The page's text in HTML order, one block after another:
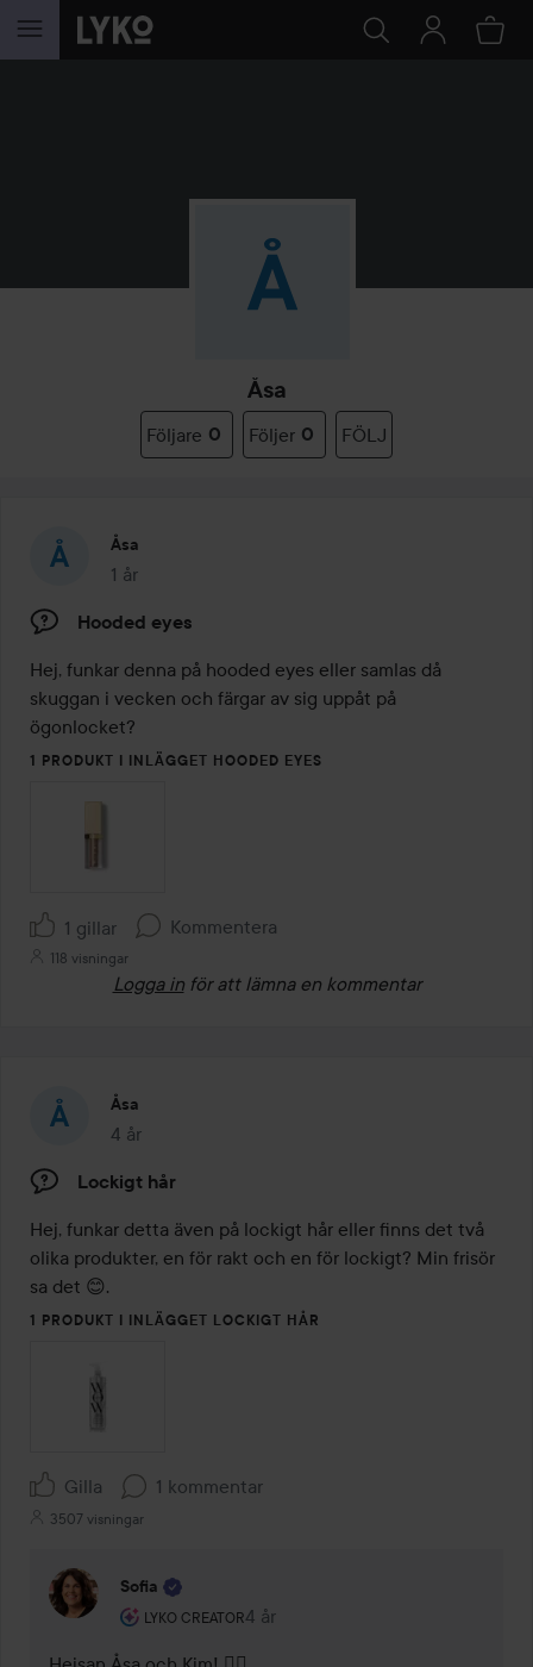
HOPPA TILL INNEHÅLLET
Åsa
Följare 0 Följer 0 FÖLJ
Åsa
1 år
Inlägget skapades 1 år
Hooded eyes
Hej, funkar denna på hooded eyes eller samlas då
skuggan i vecken och färgar av sig uppåt på
ögonlocket?
1 PRODUKT I INLÄGGET HOODED EYES
1 gillar Kommentera
118 visningar
Logga in för att lämna en kommentar
Åsa
4 år
Inlägget skapades 4 år
Lockigt hår
Hej, funkar detta även på lockigt hår eller finns det två
olika produkter, en för rakt och en för lockigt? Min frisör
sa det 😊.
1 PRODUKT I INLÄGGET LOCKIGT HÅR
Gilla 1 kommentar
3507 visningar
Sofia
LYKO CREATOR
Användarens roll: Lyko Creator.
4 år
Kommentaren lades 4 år